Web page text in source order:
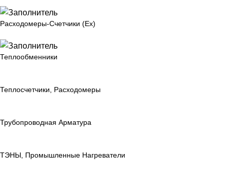
Расходомеры-Счетчики (Ex)
Теплообменники
Теплосчетчики, Расходомеры
Трубопроводная Арматура
ТЭНЫ, Промышленные Нагреватели